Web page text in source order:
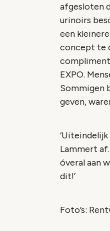
afgesloten
urinoirs
een
concept te
compliment
EXPO.
Sommigen
geven,
Lammert
óveral aan
dit!’
Foto’s: